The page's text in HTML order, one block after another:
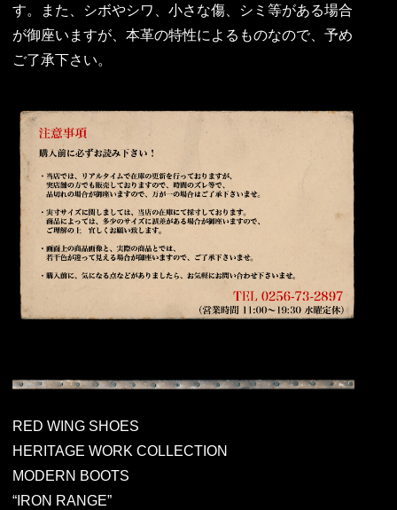
す。また、シボやシワ、小さな傷、シミ等がある場合
が御座いますが、本革の特性によるものなので、予め
ご了承下さい。
RED WING SHOES
HERITAGE WORK COLLECTION
MODERN BOOTS
“IRON RANGE”